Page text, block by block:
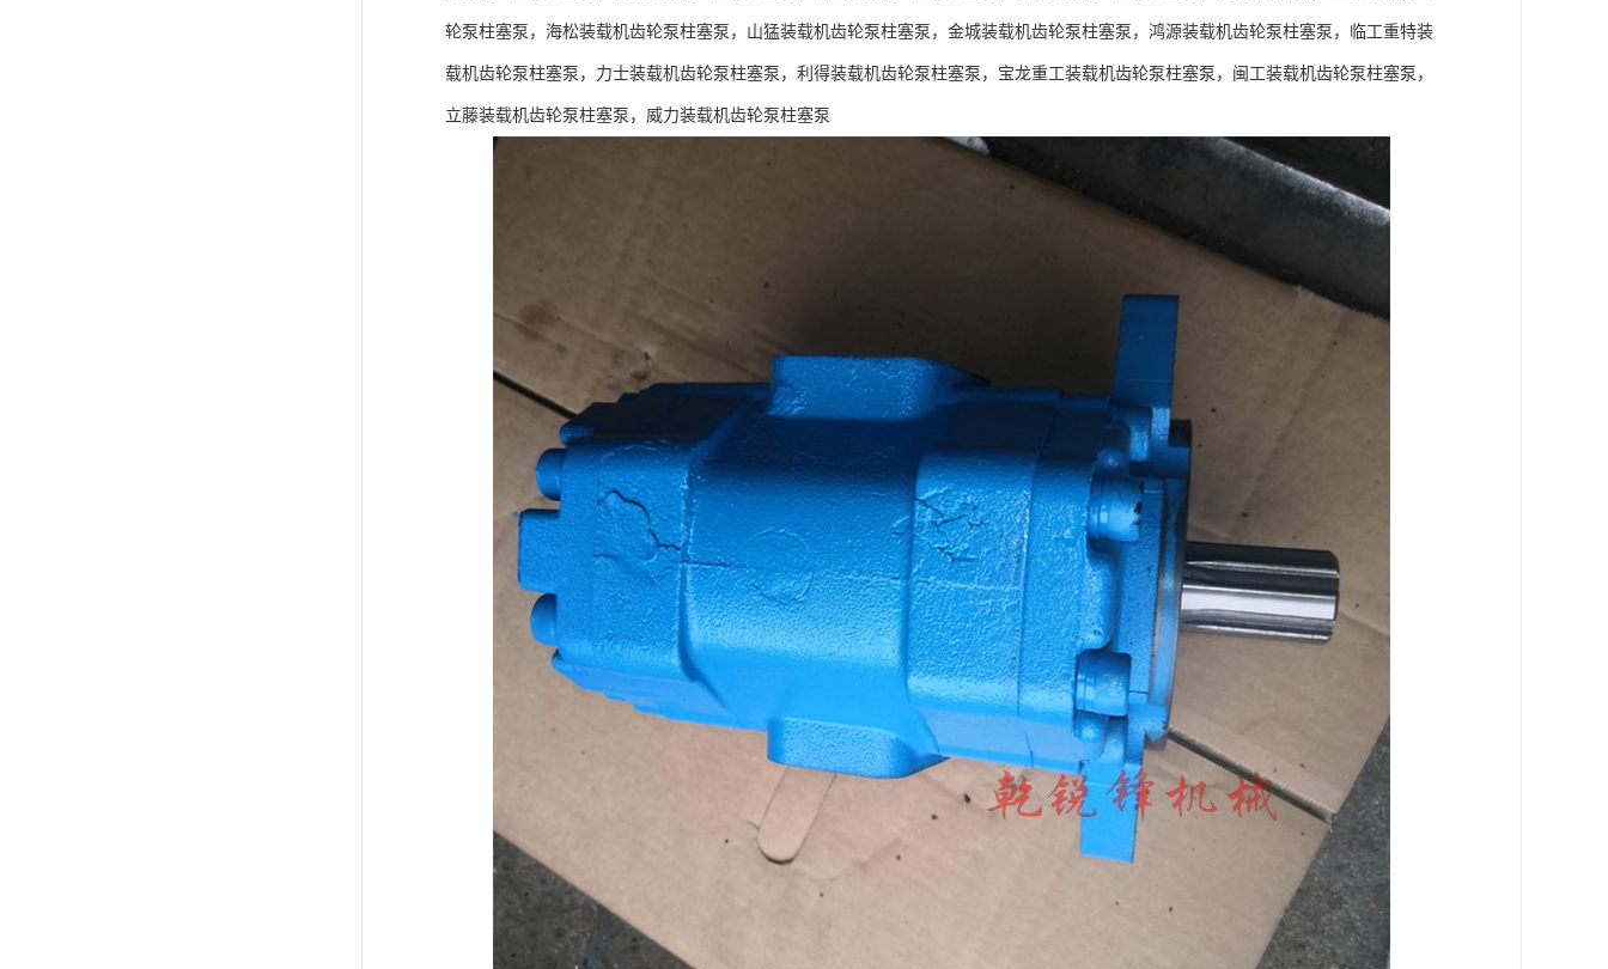
轮泵柱塞泵，海松装载机齿轮泵柱塞泵，山猛装载机齿轮泵柱塞泵，金城装载机齿轮泵柱塞泵，鸿源装载机齿轮泵柱塞泵，临工重特装
载机齿轮泵柱塞泵，力士装载机齿轮泵柱塞泵，利得装载机齿轮泵柱塞泵，宝龙重工装载机齿轮泵柱塞泵，闽工装载机齿轮泵柱塞泵，
立藤装载机齿轮泵柱塞泵，威力装载机齿轮泵柱塞泵